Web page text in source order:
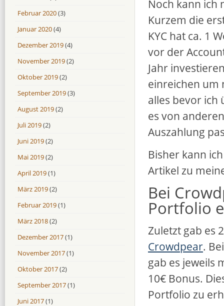
Noch kann ich
Kurzem die
KYC hat ca. 1
vor der
Jahr
einreichen um
alles bevor ich
es von
Auszahlung
Bisher kann
Artikel zu
Bei
Portfolio
Zuletzt gab es
Crowdpear.
gab es jeweils
10€ Bonus.
Portfolio zu
Februar 2020(3)
Januar 2020(4)
Dezember 2019(4)
November 2019(2)
Oktober 2019(2)
September 2019(3)
August 2019(2)
Juli 2019(2)
Juni 2019(2)
Mai 2019(2)
April 2019(1)
März 2019(2)
Februar 2019(1)
März 2018(2)
Dezember 2017(1)
November 2017(1)
Oktober 2017(2)
September 2017(1)
Juni 2017(1)